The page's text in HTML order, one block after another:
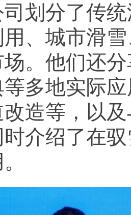
划分了传
、城市滑
场。他们还
多地实际
造等，以
介绍了在